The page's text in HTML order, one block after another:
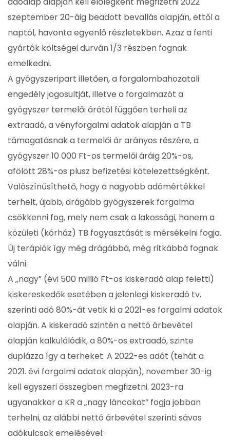
szeptember 20-áig beadott bevallás alapján, ettől a
naptól, havonta egyenlő részletekben. Azaz a fenti
gyártók költségei durván 1/3 részben fognak
emelkedni.
A gyógyszeripart illetően, a forgalombahozatali
engedély jogosultját, illetve a forgalmazót a
gyógyszer termelői árától függően terheli az
extraadó, a vényforgalmi adatok alapján a TB
támogatásnak a termelői ár arányos részére, a
gyógyszer 10 000 Ft-os termelői áráig 20%-os,
afölött 28%-os plusz befizetési kötelezettségként.
Valószínűsíthető, hogy a nagyobb adómértékkel
terhelt, újabb, drágább gyógyszerek forgalma
csökkenni fog, mely nem csak a lakossági, hanem a
közületi (kórház) TB fogyasztását is mérsékelni fogja.
Új terápiák így még drágábbá, még ritkábbá fognak
válni.
A „nagy” (évi 500 millió Ft-os kiskeradó alap feletti)
kiskereskedők esetében a jelenlegi kiskeradó tv.
szerinti adó 80%-át vetik ki a 2021-es forgalmi adatok
alapján. A kiskeradó szintén a nettó árbevétel
alapján kalkulálódik, a 80%-os extraadó, szinte
duplázza így a terheket. A 2022-es adót (tehát a
2021. évi forgalmi adatok alapján), november 30-ig
kell egyszeri összegben megfizetni. 2023-ra
ugyanakkor a KR a „nagy láncokat” fogja jobban
terhelni, az alábbi nettó árbevétel szerinti sávos
adókulcsok emelésével: